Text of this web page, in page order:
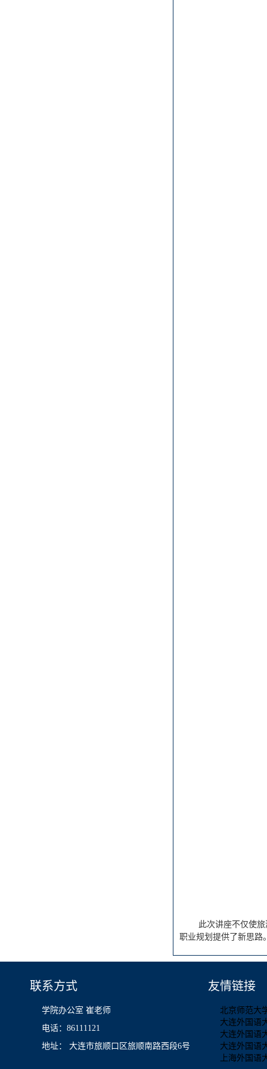
此次讲座不仅使
职业规划提供了新思路
联系方式
学院办公室 崔老师
电话：86111121
地址： 大连市旅顺口区旅顺南路西段6号
友情链接
北京师范大
大连外国语
大连外国语
大连外国语
上海外国语